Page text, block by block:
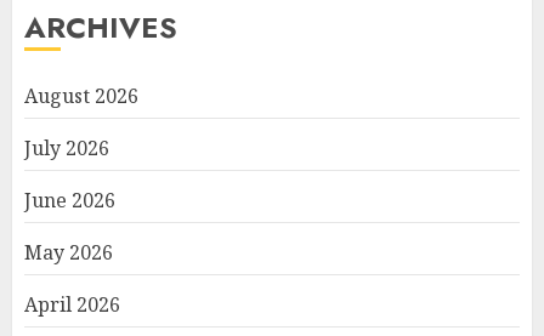
ARCHIVES
August 2026
July 2026
June 2026
May 2026
April 2026